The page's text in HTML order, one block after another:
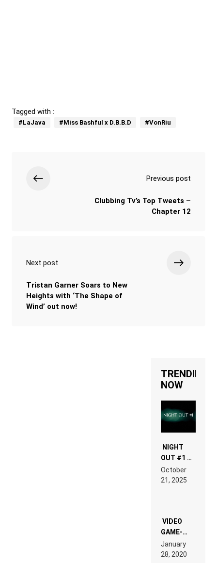
Tagged with :
#LaJava #Miss Bashful x D.B.B.D #VonRiu
Previous post
Clubbing Tv’s Top Tweets –
Chapter 12
Next post
Tristan Garner Soars to New
Heights with ‘The Shape of
Wind’ out now!
TRENDING
NOW
NIGHT
OUT #1 –
RDV IN
LAND:
EDM”
October
21, 2025
VIDEO
GAME-
LIKE “ON &
ON” IS AN
EXPERIENCE!
January
28, 2020